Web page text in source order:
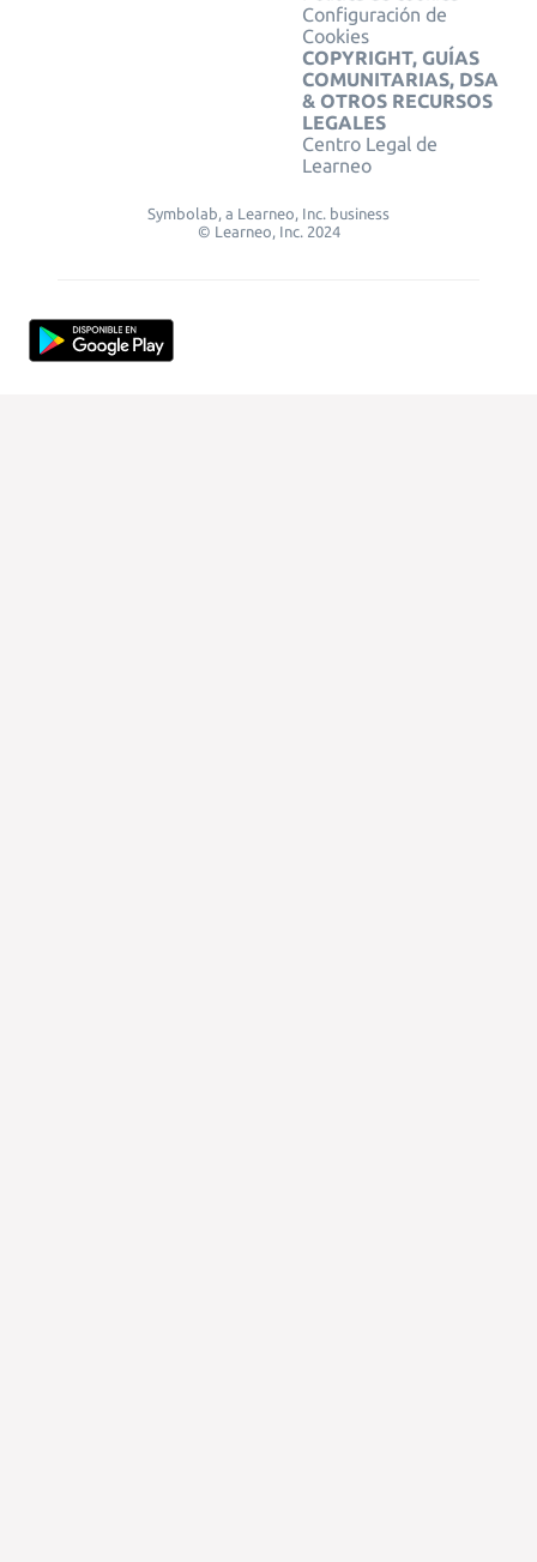
Configuración de
Cookies
COPYRIGHT, GUÍAS
COMUNITARIAS, DSA
& OTROS RECURSOS
LEGALES
Centro Legal de
Learneo
Symbolab, a Learneo, Inc. business
© Learneo, Inc. 2024